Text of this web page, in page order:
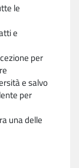
le
e
per
e salvo
per
una delle